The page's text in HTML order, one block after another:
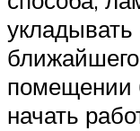
укладывать
помещении
начать